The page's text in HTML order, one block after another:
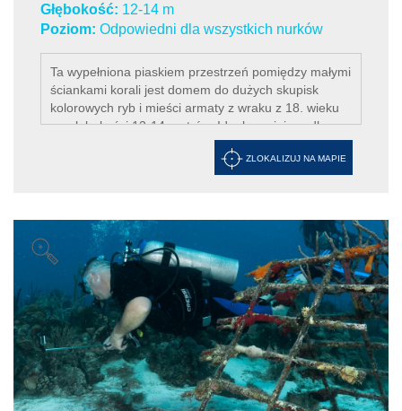
Głębokość: 12-14 m
Poziom: Odpowiedni dla wszystkich nurków
Ta wypełniona piaskiem przestrzeń pomiędzy małymi
ściankami korali jest domem do dużych skupisk
kolorowych ryb i mieści armaty z wraku z 18. wieku
na głębokości 12-14 metrów. Idealne miejsce dla
początkujących nurków a także dla robienia
przepięknych podwodnych zdjęć.
ZLOKALIZUJ NA MAPIE